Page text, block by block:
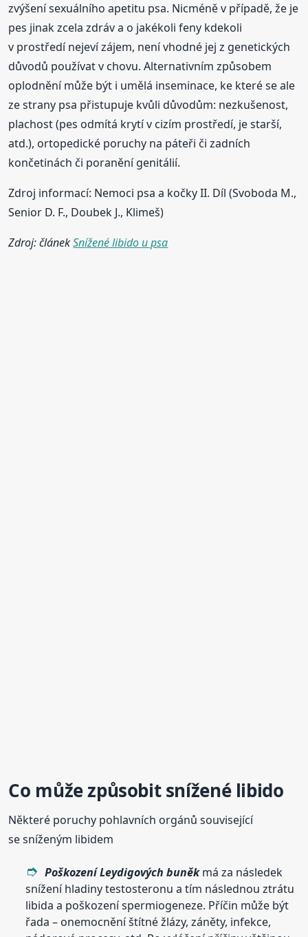
zvýšení sexuálního apetitu psa. Nicméně v případě, že je
pes jinak zcela zdráv a o jakékoli feny kdekoli
v prostředí nejeví zájem, není vhodné jej z genetických
důvodů používat v chovu. Alternativním způsobem
oplodnění může být i umělá inseminace, ke které se ale
ze strany psa přistupuje kvůli důvodům: nezkušenost,
plachost (pes odmítá krytí v cizím prostředí, je starší,
atd.), ortopedické poruchy na páteři či zadních
končetinách či poranění genitálií.
Zdroj informací: Nemoci psa a kočky II. Díl (Svoboda M.,
Senior D. F., Doubek J., Klimeš)
Zdroj: článekSnížené libido u psa
Co může způsobitsníženélibido
Některé poruchy pohlavních orgánů související
se sníženým libidem
Poškození Leydigových buněkmá za následek
snížení hladiny testosteronu a tím následnou ztrátu
libida a poškození spermiogeneze. Příčin může být
řada – onemocnění štítné žlázy, záněty, infekce,